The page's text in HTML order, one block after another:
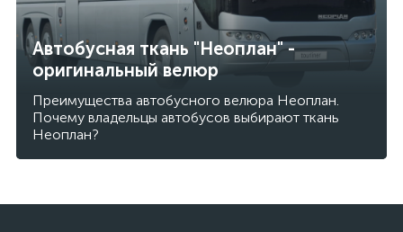
Автобусная ткань "Неоплан" -
оригинальный велюр
Преимущества автобусного велюра Неоплан.
Почему владельцы автобусов выбирают ткань
Неоплан?